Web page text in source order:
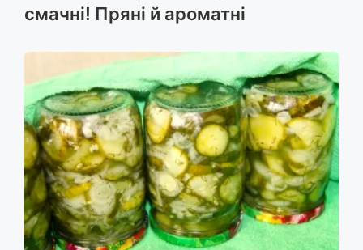
смачні! Пряні й ароматні